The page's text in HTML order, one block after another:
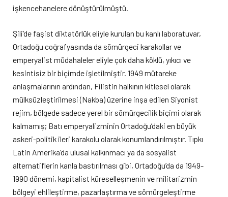
işkencehanelere dönüştürülmüştü.
Şili’de faşist diktatörlük eliyle kurulan bu kanlı laboratuvar,
Ortadoğu coğrafyasında da sömürgeci karakollar ve
emperyalist müdahaleler eliyle çok daha köklü, yıkıcı ve
kesintisiz bir biçimde işletilmiştir. 1949 mütareke
anlaşmalarının ardından, Filistin halkının kitlesel olarak
mülksüzleştirilmesi (Nakba) üzerine inşa edilen Siyonist
rejim, bölgede sadece yerel bir sömürgecilik biçimi olarak
kalmamış; Batı emperyalizminin Ortadoğu’daki en büyük
askeri-politik ileri karakolu olarak konumlandırılmıştır. Tıpkı
Latin Amerika’da ulusal kalkınmacı ya da sosyalist
alternatiflerin kanla bastırılması gibi, Ortadoğu’da da 1949-
1990 dönemi, kapitalist küreselleşmenin ve militarizmin
bölgeyi ehlileştirme, pazarlaştırma ve sömürgeleştirme